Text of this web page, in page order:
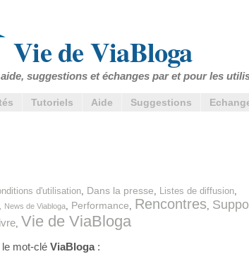
Vie de ViaBloga
suggestions et échanges par et pour les
Tutoriels Aide Suggestions
d'utilisation Dans la presse Listes de diffusion
News de Viabloga Performance Rencontres
Vie de ViaBloga
mot-clé ViaBloga: